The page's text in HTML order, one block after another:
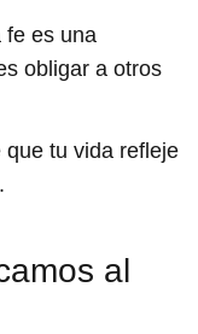
fe es una
obligar a otros
que tu vida refleje
al